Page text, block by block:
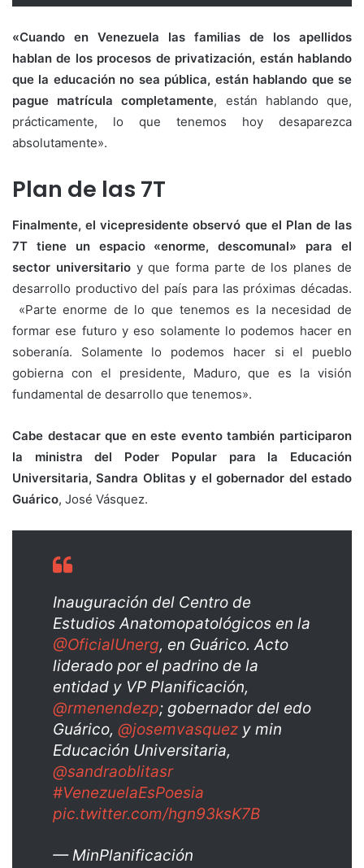
«Cuando en Venezuela las familias de los apellidos
hablan de los procesos de privatización, están hablando
que la educación no sea pública, están hablando que se
pague matrícula completamente, están hablando que,
prácticamente, lo que tenemos hoy desaparezca
absolutamente».
Plan de las 7T
Finalmente, el vicepresidente observó que el Plan de las
7T tiene un espacio «enorme, descomunal» para el
sector universitarioy que forma parte de los planes de
desarrollo productivo del país para las próximas décadas.
«Parte enorme de lo que tenemos es la necesidad de
formar ese futuro y eso solamente lo podemos hacer en
soberanía. Solamente lo podemos hacer si el pueblo
gobierna con el presidente, Maduro, que es la visión
fundamental de desarrollo que tenemos».
Cabe destacar que en este evento también participaron
la ministra del Poder Popular para la Educación
Universitaria, Sandra Oblitas y el gobernador del estado
Guárico, José Vásquez.
Inauguración del Centro de
Estudios Anatomopatológicos en la
@OficialUnerg, en Guárico. Acto
liderado por el padrino de la
entidad y VP Planificación,
@rmenendezp; gobernador del edo
Guárico, @josemvasquez y min
Educación Universitaria,
@sandraoblitasr
#VenezuelaEsPoesia
pic.twitter.com/hgn93ksK7B
— MinPlanificación